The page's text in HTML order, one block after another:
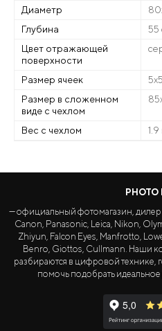
Диаметр
Глубина
55
Цвет отражающей
поверхности
Размер ячеек
Размер в сложенном
виде с чехлом
Вес с чехлом 1.9
PHOTO
— официальный фотомагазин,
Canon, Panasonic, Leica, Nikon,
Zhiyun, Falcon Eyes, Manfrotto,
Benro, Giottos, Cullmann. Наши
разбираются в цифровой технике,
помочь подобрать